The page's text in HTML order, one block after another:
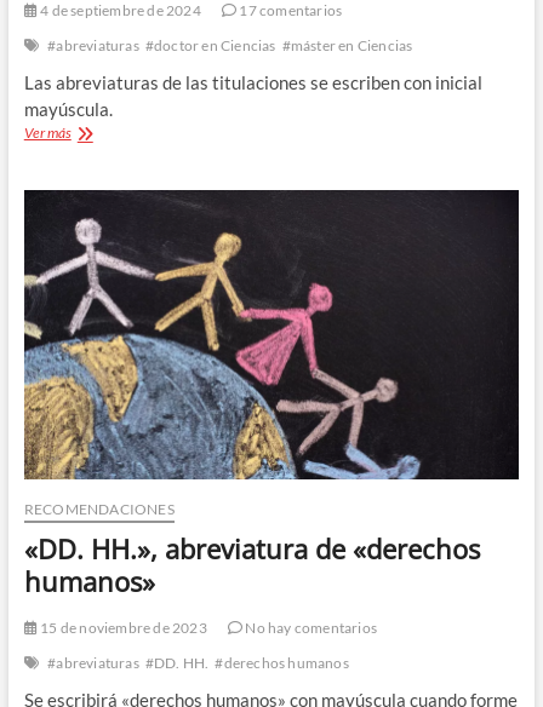
4 de septiembre de 2024
17 comentarios
#abreviaturas #doctor en Ciencias #máster en Ciencias
Las abreviaturas de las titulaciones se escriben con inicial
mayúscula.
Ver másabreviaturas
«máster»
y
«doctor»
RECOMENDACIONES
«DD. HH.», abreviatura de «derechos
humanos»
15 de noviembre de 2023
No hay comentarios
#abreviaturas #DD. HH. #derechos humanos
Se escribirá «derechos humanos» con mayúscula cuando forme